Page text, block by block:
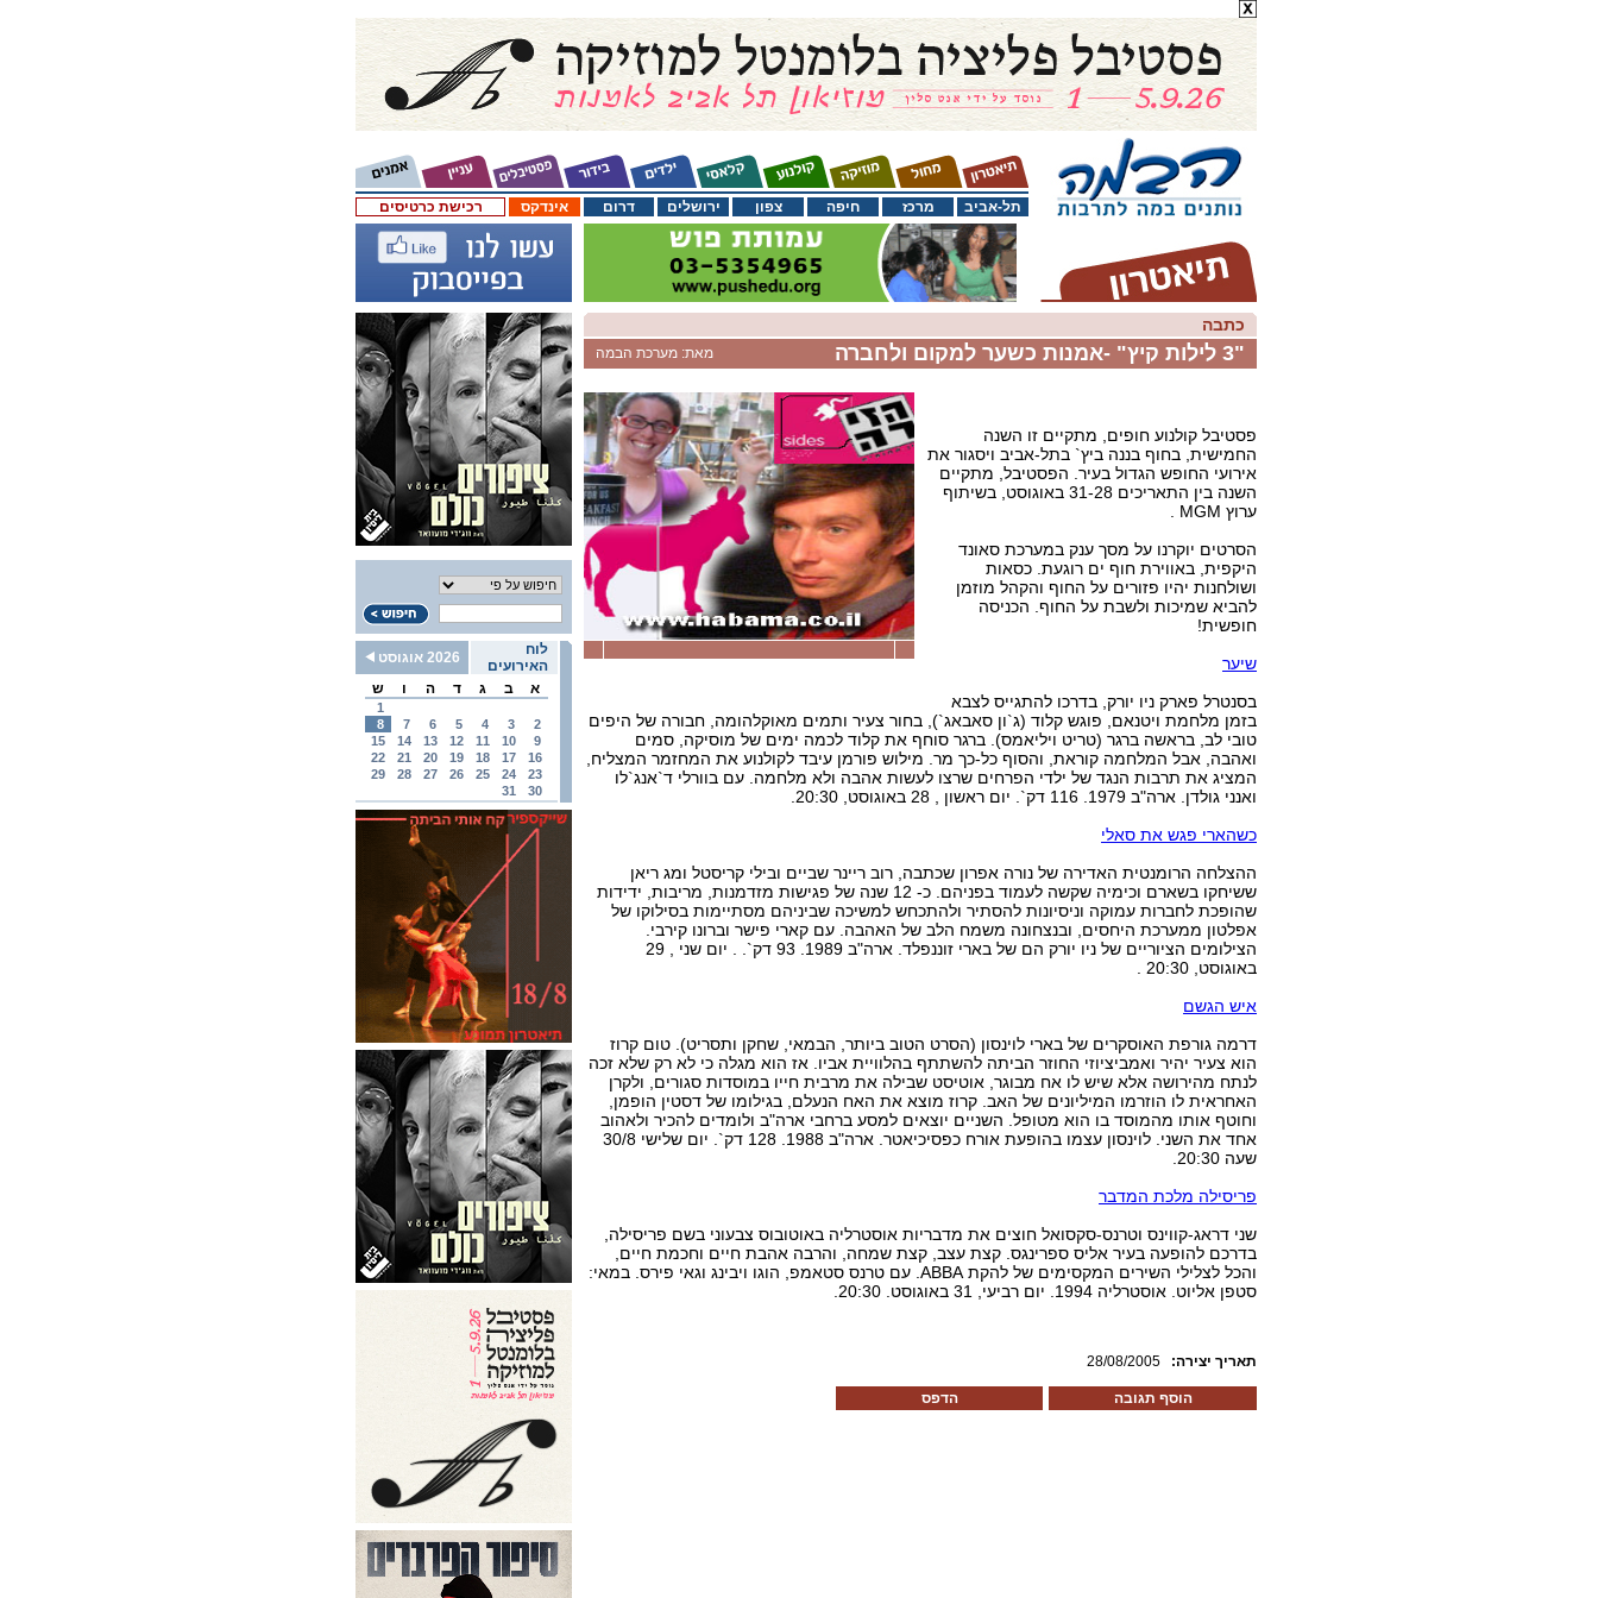
רכישת כרטיסים אינדקס דרום ירושלים צפון חיפה מרכז תל-אביב
לוח
האירועים
2026 אוגוסט
א
ב ג ד ה ו ש
1
2
3
4
5
6
7
8
9
10
11
12
13
14
15
16
17
18
19
20
21
22
23
24
25
26
27
28
29
30
31
כתבה
מאת: מערכת הבמה "3 לילות קיץ" -אמנות כשער למקום ולחברה
פסטיבל קולנוע חופים, מתקיים זו השנה
החמישית, בחוף בננה ביץ` בתל-אביב ויסגור את
אירועי החופש הגדול בעיר. הפסטיבל, מתקיים
השנה בין התאריכים 31-28 באוגוסט, בשיתוף
ערוץ MGM .
הסרטים יוקרנו על מסך ענק במערכת סאונד
היקפית, באווירת חוף ים רוגעת. כסאות
ושולחנות יהיו פזורים על החוף והקהל מוזמן
להביא שמיכות ולשבת על החוף. הכניסה
חופשית!
שיער
בסנטרל פארק ניו יורק, בדרכו להתגייס לצבא
בזמן מלחמת ויטנאם, פוגש קלוד (ג`ון סאבאג`), בחור צעיר ותמים מאוקלהומה, חבורה של היפים
טובי לב, בראשה ברגר (טריט ויליאמס). ברגר סוחף את קלוד לכמה ימים של מוסיקה, סמים
ואהבה, אבל המלחמה קוראת, והסוף כל-כך מר. מילוש פורמן עיבד לקולנוע את המחזמר המצליח,
המציג את תרבות הנגד של ילדי הפרחים שרצו לעשות אהבה ולא מלחמה. עם בוורלי ד`אנג`לו
ואנני גולדן. ארה"ב 1979. 116 דק`. יום ראשון , 28 באוגוסט, 20:30.
כשהארי פגש את סאלי
ההצלחה הרומנטית האדירה של נורה אפרון שכתבה, רוב ריינר שביים ובילי קריסטל ומג ריאן
ששיחקו בשארם וכימיה שקשה לעמוד בפניהם. כ- 12 שנה של פגישות מזדמנות, מריבות, ידידות
שהופכת לחברות עמוקה וניסיונות להסתיר ולהתכחש למשיכה שביניהם מסתיימות בסילוקו של
אפלטון ממערכת היחסים, ובנצחונה משמח הלב של האהבה. עם קארי פישר וברונו קירבי.
הצילומים הציוריים של ניו יורק הם של בארי זוננפלד. ארה"ב 1989. 93 דק`. . יום שני , 29
באוגוסט, 20:30 .
איש הגשם
דרמה גורפת האוסקרים של בארי לוינסון (הסרט הטוב ביותר, הבמאי, שחקן ותסריט). טום קרוז
הוא צעיר יהיר ואמביציוזי החוזר הביתה להשתתף בהלוויית אביו. אז הוא מגלה כי לא רק שלא זכה
לנתח מהירושה אלא שיש לו אח מבוגר, אוטיסט שבילה את מרבית חייו במוסדות סגורים, ולקרן
האחראית לו הוזרמו המיליונים של האב. קרוז מוצא את האח הנעלם, בגילומו של דסטין הופמן,
וחוטף אותו מהמוסד בו הוא מטופל. השניים יוצאים למסע ברחבי ארה"ב ולומדים להכיר ולאהוב
אחד את השני. לוינסון עצמו בהופעת אורח כפסיכיאטר. ארה"ב 1988. 128 דק`. יום שלישי 30/8
שעה 20:30.
פריסילה מלכת המדבר
שני דראג-קווינס וטרנס-סקסואל חוצים את מדבריות אוסטרליה באוטובוס צבעוני בשם פריסילה,
בדרכם להופעה בעיר אליס ספרינגס. קצת עצב, קצת שמחה, והרבה אהבת חיים וחכמת חיים,
והכל לצלילי השירים המקסימים של להקת ABBA. עם טרנס סטאמפ, הוגו ויבינג וגאי פירס. במאי:
סטפן אליוט. אוסטרליה 1994. יום רביעי, 31 באוגוסט. 20:30.
28/08/2005 :תאריך יצירה
הדפס הוסף תגובה